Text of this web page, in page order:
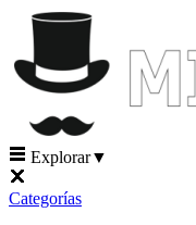
Explorar▼
Categorías